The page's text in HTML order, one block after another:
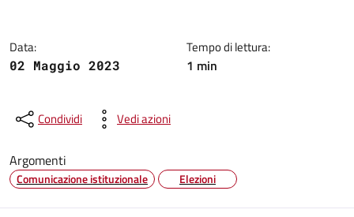
Data:
02 Maggio 2023
Tempo di lettura:
1 min
Condividi Vedi azioni
Argomenti
Comunicazione istituzionale Elezioni